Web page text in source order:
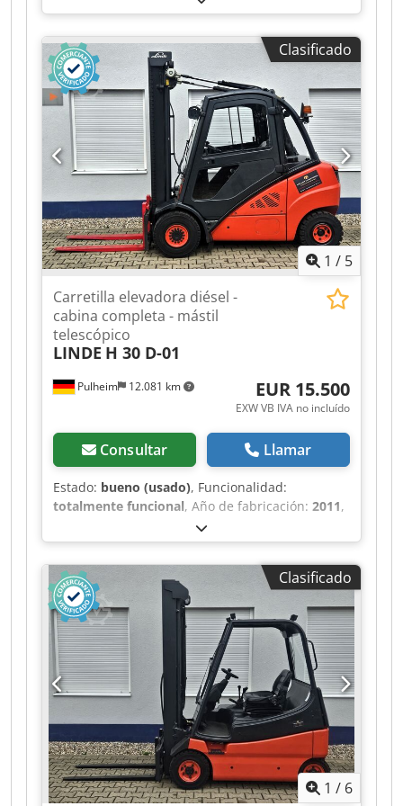
elevación:6.610 mm, tipo de mástil:dúplex,
anchura del portahorquillas:300 mm, longitud
de la horquilla:2.400 mm , longitud total:8.500
mm, ancho total:4.150 mm
, peso operativo:
57.000 kg, características de equipamiento
adicionales:Weight indicator, Equipamiento:
iluminación, SveTruck 42120-54 de Uniktruck
Chjdszrzm Hepfx Ak Aea Tipo de rueda – Rueda
motriz: Neumática Tipo de rueda – Rueda
directriz: Neumática Tamaño de rueda – Rueda
motriz: 18.00-25 Tamaño de rueda – Rueda
directriz: 18.00-25
Clasificado
1 / 5
Pulheim 12.081 km
Carretilla elevadora diésel -
cabina completa - mástil
telescópico
LINDE H 30 D-01
EUR 15.500
EXW VB IVA no incluído
Consultar Llamar
Estado: bueno (usado), Funcionalidad:
totalmente funcional, Año de fabricación: 2011,
horas de funcionamiento:
carga:3.000 kg, altura de elevación:3.850 mm,
centro de carga:500 mm, tipo de combustible:
diésel, fabricante de motores:
, Certificado
DGUV hasta: 08/2027, longitud de la horquilla:
1.200 mm, altura total:2.680 mm,
Equipamiento:
Marcado CE, UVV, cabina,
desplazador lateral, historial de servicio
completo, iluminación, Carretilla elevadora
diésel Linde H 30 D-01 con las siguientes
características: * Horas de funcionamiento:
8.458 * Capacidad de carga: 3.000 kg Cjdpfx
Aozrr Insk Aeha * Altura de elevación: 3.850 mm
* Altura total: 2.680 mm * Año de fabricación:
2011 Carretilla elevadora diésel Linde de 3,0
Clasificado
1 / 6